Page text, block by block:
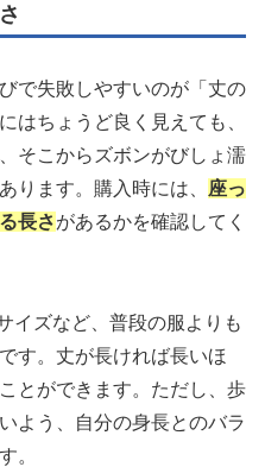
で失敗しやすいのが「丈の
はちょうど良く見えても、
そこからズボンがびしょ濡
ります。購入時には、 座っ
長さがあるかを確認してく
イズなど、普段の服よりも
す。丈が長ければ長いほ
とができます。ただし、歩
よう、自分の身長とのバラ
。